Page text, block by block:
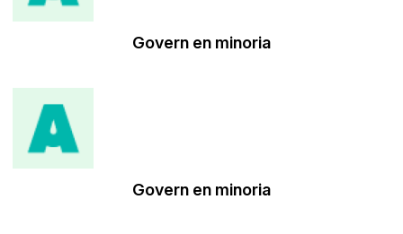
Govern en minoria
Govern en minoria